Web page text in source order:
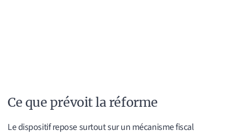
Ce que prévoit la réforme
Le dispositif repose surtout sur un mécanisme fiscal